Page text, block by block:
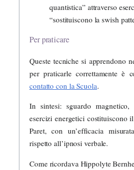
quantistica” attraverso
“sostituiscono la swish
Per praticare
Queste tecniche si apprendono
per praticarle correttamente è
contatto con la Scuola.
In sintesi: sguardo
esercizi energetici costituiscono
Paret, con un’efficacia
rispetto all’ipnosi verbale.
Come ricordava Hippolyte